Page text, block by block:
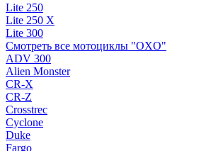
Lite 250
Lite 250 X
Lite 300
Смотреть все мотоциклы "OXO"
ADV 300
Alien Monster
CR-X
CR-Z
Crosstrec
Cyclone
Duke
Fargo